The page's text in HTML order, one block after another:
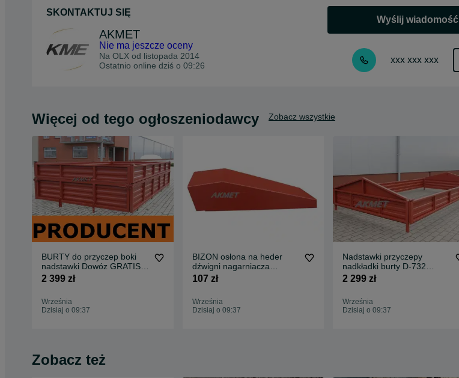
SKONTAKTUJ SIĘ
AKMET
Nie ma jeszcze oceny
Na OLX od listopada 2014
Ostatnio online dziś o 09:26
Wyślij wiadomość
xxx xxx xxx
Więcej od tego ogłoszeniodawcy Zobacz wszystkie
BURTY do przyczep boki
nadstawki Dowóz GRATIS
D-732 D-47 kompletne
2 399 zł
Września
Dzisiaj o 09:37
BIZON osłona na heder
dźwigni nagarniacza
targańca na paski kosę
107 zł
Września
Dzisiaj o 09:37
Nadstawki przyczepy
nadkładki burty D-732
kompletne malowane
2 299 zł
Września
Dzisiaj o 09:37
Zobacz też